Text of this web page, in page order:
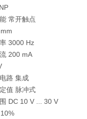
常开触点
3000 Hz
200 mA
路 集成
值 脉冲式
DC 10 V ... 30 V